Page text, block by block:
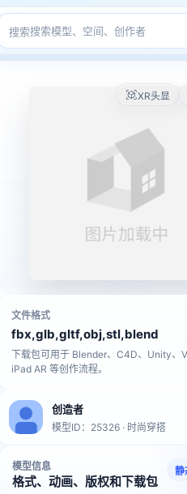
搜索
XR头显
文件格式
fbx,glb,gltf,obj,stl,blend
下载包可用于 Blender、C4D、Unity、
iPad AR 等创作流程。
创造者
模型ID：25326 · 时尚穿搭
模型信息
格式、动画、版权和下载包
静